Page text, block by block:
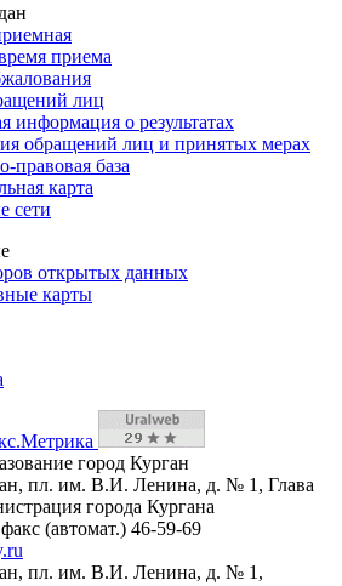
приема
лиц
информация о результатах
обращений лиц и принятых мерах
правовая база
карта
сети
открытых данных
карты
город Курган
пл. им. В.И. Ленина, д. № 1, Глава
города Кургана
(автомат.) 46-59-69
пл. им. В.И. Ленина, д. № 1,